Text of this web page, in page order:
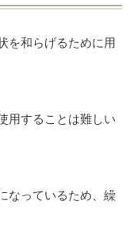
を和らげるために用
用することは難しい
なっているため、繰